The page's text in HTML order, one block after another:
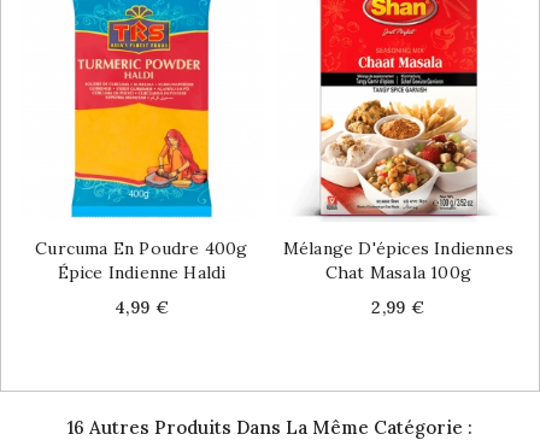
Curcuma En Poudre 400g
Épice Indienne Haldi
Price
4,99 €
Mélange D'épices Indiennes
Chat Masala 100g
Price
2,99 €
16 Autres Produits Dans La Même Catégorie :